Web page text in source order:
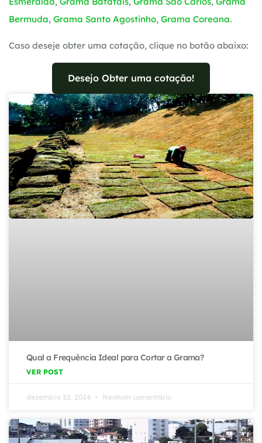
Bermuda, Grama Santo Agostinho, Grama Coreana.
Caso deseje obter uma cotação, clique no botão abaixo:
Desejo Obter uma cotação!
Qual a Frequência Ideal para Cortar a Grama?
VER POST
dezembro 22, 2024 Nenhum comentário